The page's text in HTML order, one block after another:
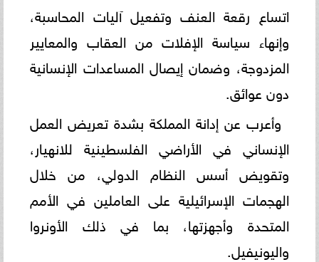
اتساع رقعة العنف وتفعيل آليات المحاسبة،
وإنهاء سياسة الإفلات من العقاب والمعايير
المزدوجة، وضمان إيصال المساعدات الإنسانية
دون عوائق.
وأعرب عن إدانة المملكة بشدة تعريض العمل
الإنساني في الأراضي الفلسطينية للانهيار،
وتقويض أسس النظام الدولي، من خلال
الهجمات الإسرائيلية على العاملين في الأمم
المتحدة وأجهزتها، بما في ذلك الأونروا
واليونيفيل.